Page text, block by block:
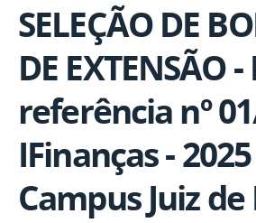
SELEÇÃO DE
DE EXTENSÃO
referência nº
IFinanças -
Campus Juiz de